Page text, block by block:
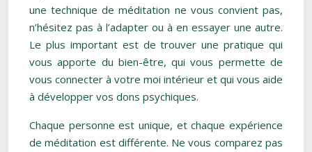
une technique de méditation ne vous convient pas,
n’hésitez pas à l’adapter ou à en essayer une autre.
Le plus important est de trouver une pratique qui
vous apporte du bien-être, qui vous permette de
vous connecter à votre moi intérieur et qui vous aide
à développer vos dons psychiques.
Chaque personne est unique, et chaque expérience
de méditation est différente. Ne vous comparez pas